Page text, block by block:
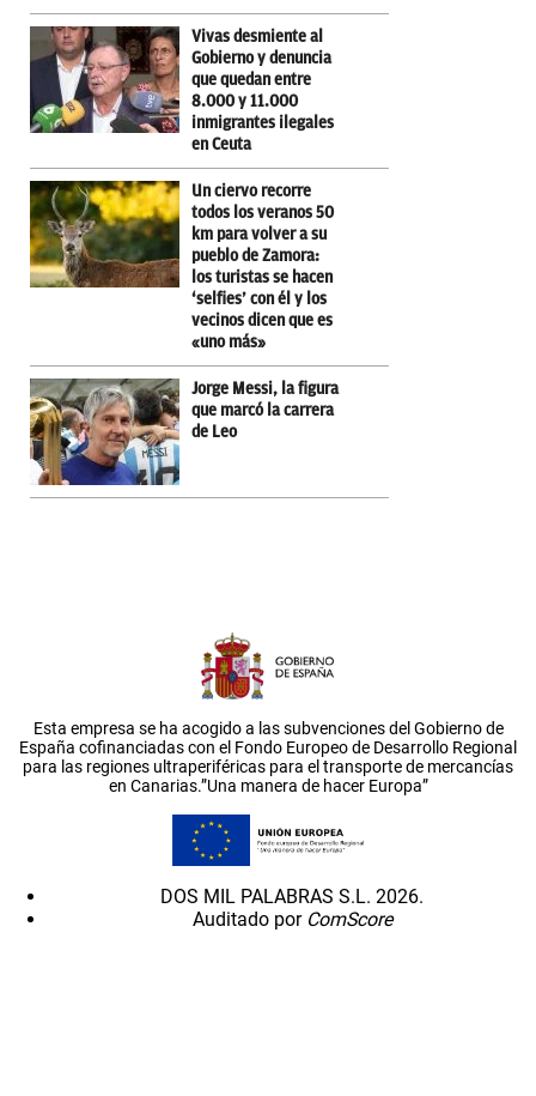
Vivas desmiente al
Gobierno y denuncia
que quedan entre
8.000 y 11.000
inmigrantes ilegales
en Ceuta
Un ciervo recorre
todos los veranos 50
km para volver a su
pueblo de Zamora:
los turistas se hacen
‘selfies’ con él y los
vecinos dicen que es
«uno más»
Jorge Messi, la figura
que marcó la carrera
de Leo
Esta empresa se ha acogido a las subvenciones del Gobierno de
España cofinanciadas con el Fondo Europeo de Desarrollo Regional
para las regiones ultraperiféricas para el transporte de mercancías
en Canarias.”Una manera de hacer Europa”
DOS MIL PALABRAS S.L. 2026.
Auditado por ComScore